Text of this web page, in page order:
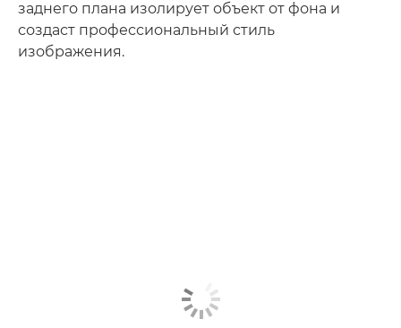
заднего плана изолирует объект от фона и
создаст профессиональный стиль
изображения.